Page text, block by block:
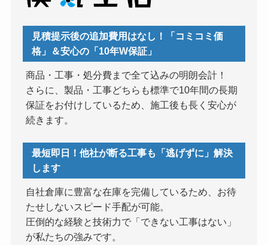
見積提示後の追加費用はなし！「コミコミ価
格」＆安心の「10年W保証」
商品・工事・処分費まで全て込みの明朗会計！
さらに、製品・工事どちらも標準で10年間の長期
保証をお付けしているため、施工後も長く安心が
続きます。
最短即日！他社が断る工事も「逃げずに」解決
します
自社倉庫に豊富な在庫を完備しているため、お待
たせしないスピード手配が可能。
圧倒的な経験と技術力で「できない工事はない」
が私たちの強みです。